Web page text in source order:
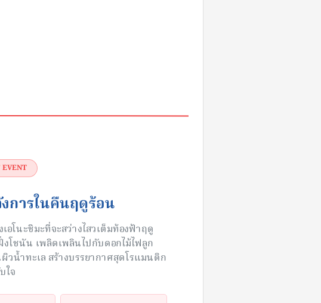
การในคืนฤดูร้อน
อโนะชิมะที่จะสว่างไสวเต็มท้องฟ้าฤดู
งโชนัน เพลิดเพลินไปกับดอกไม้ไฟลูก
วน้ำทะเล สร้างบรรยากาศสุดโรแมนติก
ใจ